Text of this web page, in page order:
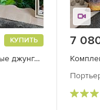
КУПИТЬ
Комплект фотоштор «Бамбуковые джунгли»
7